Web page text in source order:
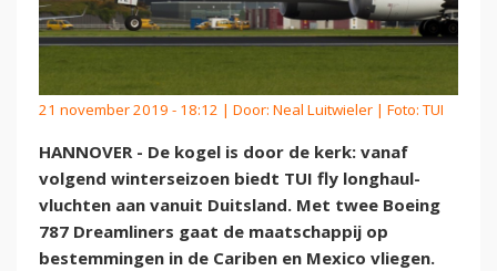
21 november 2019 - 18:12 | Door: Neal Luitwieler | Foto: TUI
HANNOVER - De kogel is door de kerk: vanaf
volgend winterseizoen biedt TUI fly longhaul-
vluchten aan vanuit Duitsland. Met twee Boeing
787 Dreamliners gaat de maatschappij op
bestemmingen in de Cariben en Mexico vliegen.